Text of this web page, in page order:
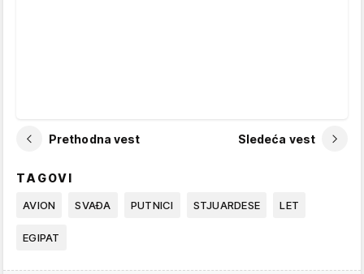
Prethodna vest Sledeća vest
TAGOVI
AVION SVAĐA PUTNICI STJUARDESE LET
EGIPAT